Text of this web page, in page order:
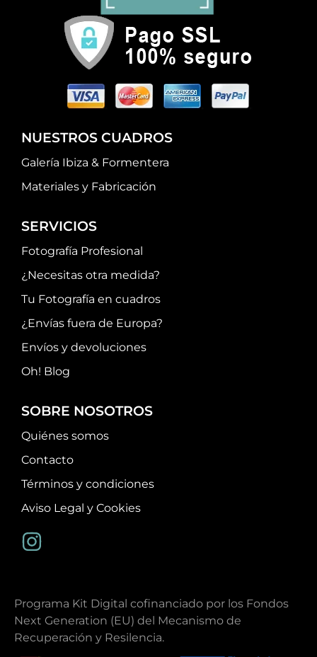
NUESTROS CUADROS
Galería Ibiza & Formentera
Materiales y Fabricación
SERVICIOS
Fotografía Profesional
¿Necesitas otra medida?
Tu Fotografía en cuadros
¿Envías fuera de Europa?
Envíos y devoluciones
Oh! Blog
SOBRE NOSOTROS
Quiénes somos
Contacto
Términos y condiciones
Aviso Legal y Cookies
Programa Kit Digital cofinanciado por los Fondos
Next Generation (EU) del Mecanismo de
Recuperación y Resilencia.